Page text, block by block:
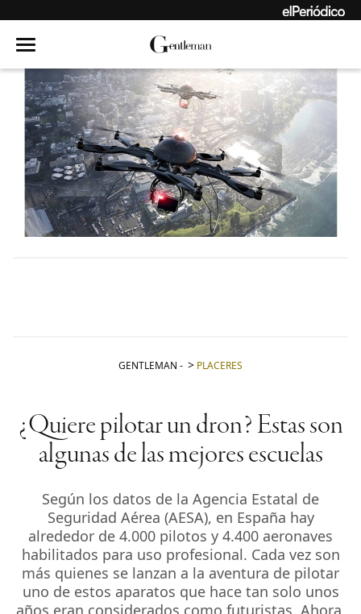
GENTLEMAN - PLACERES
¿Quiere pilotar un dron? Estas son
algunas de las mejores escuelas
Según los datos de la Agencia Estatal de
Seguridad Aérea (AESA), en España hay
alrededor de 4.000 pilotos y 4.400 aeronaves
habilitados para uso profesional. Cada vez son
más quienes se lanzan a la aventura de pilotar
uno de estos aparatos que hace tan solo unos
años eran considerados como futuristas. Ahora,